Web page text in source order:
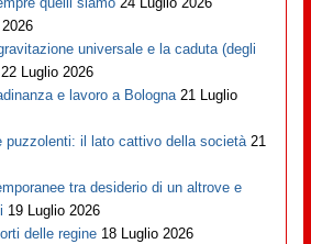
universale e la caduta (degli
22 Luglio 2026
e lavoro a Bologna 21 Luglio
puzzolenti: il lato cattivo della società 21
tra desiderio di un altrove e
19 Luglio 2026
delle regine 18 Luglio 2026